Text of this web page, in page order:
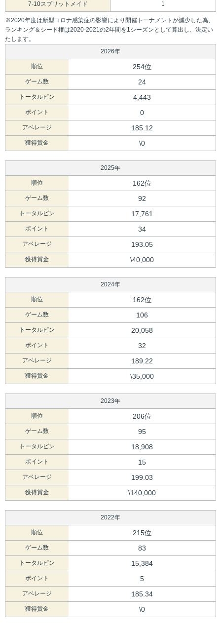
7-10スプリットメイド 1
※2020年度は新型コロナ感染症の影響により開催トーナメントが減少した為、
ランキング＆シード権は2020-2021の2年間を1シーズンとして算出し、決定い
たします。
2026年
順位 254位
ゲーム数 24
トータルピン 4,443
ポイント 0
アベレージ 185.12
獲得賞金 \0
2025年
順位 162位
ゲーム数 92
トータルピン 17,761
ポイント 34
アベレージ 193.05
獲得賞金 \40,000
2024年
順位 162位
ゲーム数 106
トータルピン 20,058
ポイント 32
アベレージ 189.22
獲得賞金 \35,000
2023年
順位 206位
ゲーム数 95
トータルピン 18,908
ポイント 15
アベレージ 199.03
獲得賞金 \140,000
2022年
順位 215位
ゲーム数 83
トータルピン 15,384
ポイント 5
アベレージ 185.34
獲得賞金 \0